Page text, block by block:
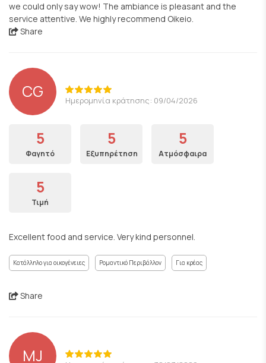
we could only say wow! The ambiance is pleasant and the
service attentive. We highly recommend Oikeio.
Share
CG Ημερομηνία κράτησης: 09/04/2026
5
Φαγητό
5
Εξυπηρέτηση
5
Ατμόσφαιρα
5
Τιμή
Excellent food and service. Very kind personnel.
Κατάλληλο για οικογένειες Ρομαντικό Περιβάλλον Για κρέας
Share
MJ